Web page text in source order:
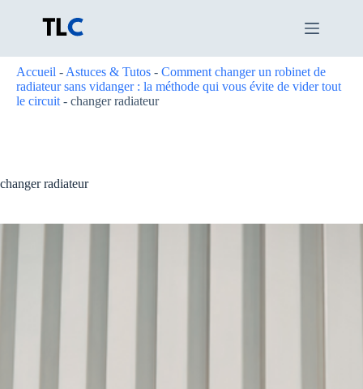
Accueil - Astuces & Tutos - Comment changer un robinet de
radiateur sans vidanger : la méthode qui vous évite de vider tout
le circuit - changer radiateur
changer radiateur